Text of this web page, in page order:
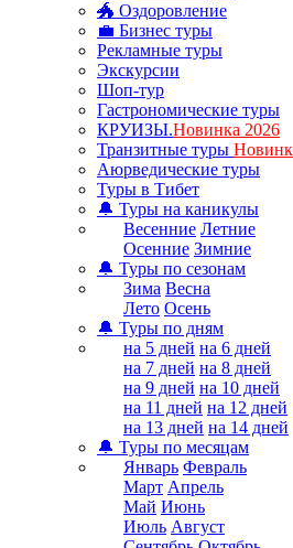
🐲 Оздоровление
💼 Бизнес туры
Рекламные туры
Экскурсии
Шоп-тур
Гастрономические туры
КРУИЗЫ.Новинка 2026
Транзитные туры
Аюрведические туры
Туры в Тибет
🔔 Туры на каникулы
Весенние Летние
Осенние Зимние
🔔 Туры по сезонам
Зима Весна
Лето Осень
🔔 Туры по дням
на 5 дней на 6 дней
на 7 дней на 8 дней
на 9 дней на 10 дней
на 11 дней на 12 дней
на 13 дней на 14 дней
🔔 Туры по месяцам
Январь Февраль
Март Апрель
Май Июнь
Июль Август